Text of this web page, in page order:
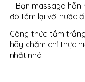
+ Bạn massage hỗn
đó tắm lại với nước
Công thức tắm
hãy chăm chỉ thực
nhất nhé.